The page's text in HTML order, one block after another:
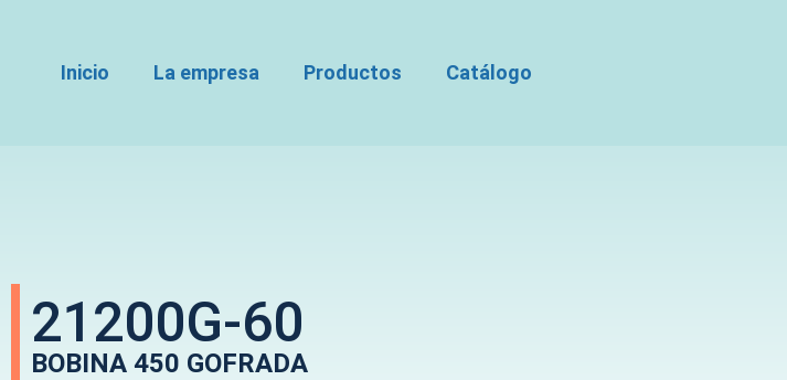
Inicio La empresa Productos Catálogo
21200G-60
BOBINA 450 GOFRADA